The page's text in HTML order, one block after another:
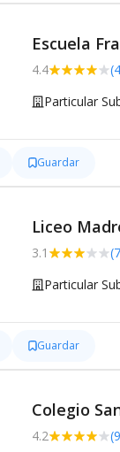
Escuela
4.4
Particular
Guardar
Liceo
3.1
Particular
Guardar
Colegio
4.2